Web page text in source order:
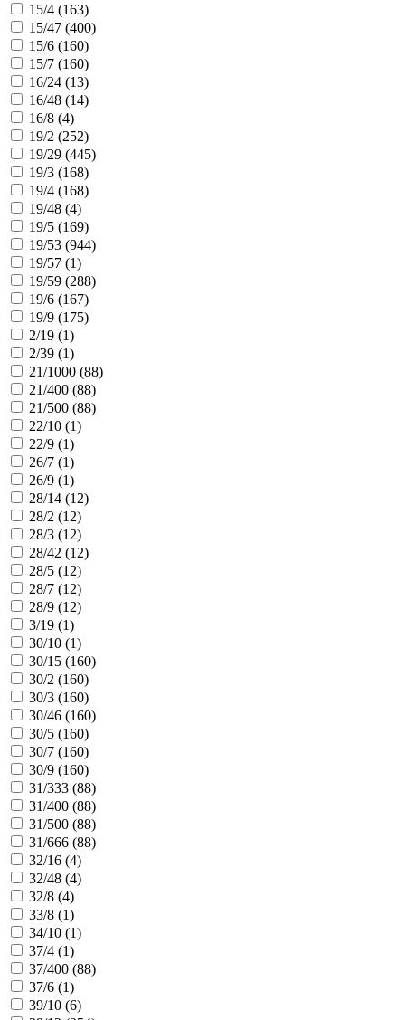
15/4 (163)
15/47 (400)
15/6 (160)
15/7 (160)
16/24 (13)
16/48 (14)
16/8 (4)
19/2 (252)
19/29 (445)
19/3 (168)
19/4 (168)
19/48 (4)
19/5 (169)
19/53 (944)
19/57 (1)
19/59 (288)
19/6 (167)
19/9 (175)
2/19 (1)
2/39 (1)
21/1000 (88)
21/400 (88)
21/500 (88)
22/10 (1)
22/9 (1)
26/7 (1)
26/9 (1)
28/14 (12)
28/2 (12)
28/3 (12)
28/42 (12)
28/5 (12)
28/7 (12)
28/9 (12)
3/19 (1)
30/10 (1)
30/15 (160)
30/2 (160)
30/3 (160)
30/46 (160)
30/5 (160)
30/7 (160)
30/9 (160)
31/333 (88)
31/400 (88)
31/500 (88)
31/666 (88)
32/16 (4)
32/48 (4)
32/8 (4)
33/8 (1)
34/10 (1)
37/4 (1)
37/400 (88)
37/6 (1)
39/10 (6)